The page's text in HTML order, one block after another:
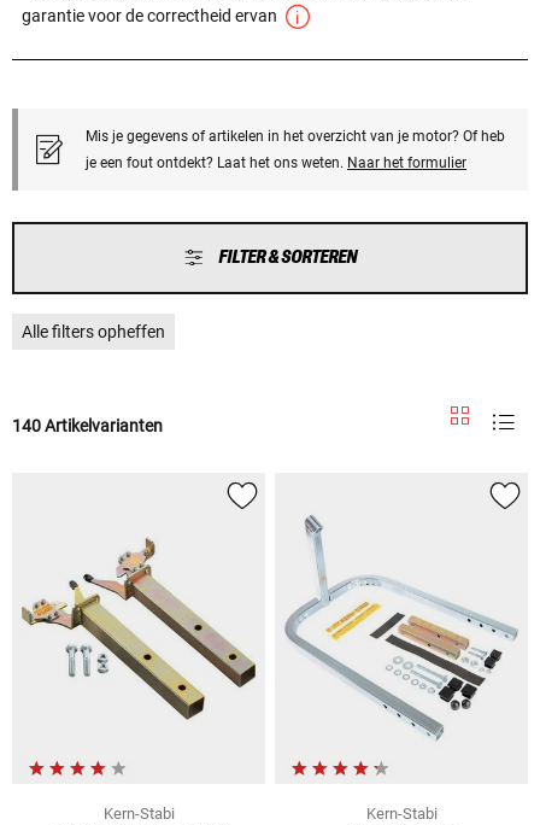
garantie voor de correctheid ervan
Mis je gegevens of artikelen in het overzicht van je motor? Of heb
je een fout ontdekt? Laat het ons weten. Naar het formulier
FILTER & SORTEREN
Alle filters opheffen
140 Artikelvarianten
Kern-Stabi
Kern-Stabi